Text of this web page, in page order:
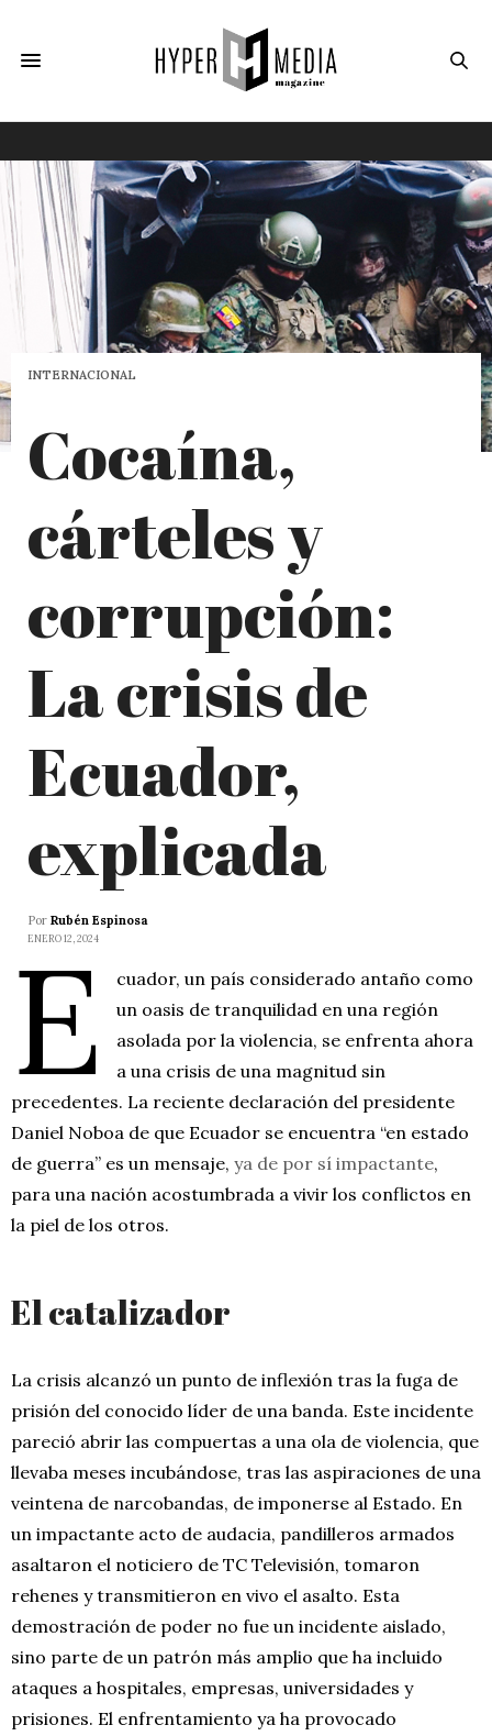
INTERNACIONAL
Cocaína,
cárteles y
corrupción:
La crisis de
Ecuador,
explicada
Por Rubén Espinosa
ENERO 12, 2024
E
cuador, un país considerado antaño como
un oasis de tranquilidad en una región
asolada por la violencia, se enfrenta ahora
a una crisis de una magnitud sin
precedentes. La reciente declaración del presidente
Daniel Noboa de que Ecuador se encuentra “en estado
de guerra” es un mensaje, ya de por sí impactante,
para una nación acostumbrada a vivir los conflictos en
la piel de los otros.
El catalizador
La crisis alcanzó un punto de inflexión tras la fuga de
prisión del conocido líder de una banda. Este incidente
pareció abrir las compuertas a una ola de violencia, que
llevaba meses incubándose, tras las aspiraciones de una
veintena de narcobandas, de imponerse al Estado. En
un impactante acto de audacia, pandilleros armados
asaltaron el noticiero de TC Televisión, tomaron
rehenes y transmitieron en vivo el asalto. Esta
demostración de poder no fue un incidente aislado,
sino parte de un patrón más amplio que ha incluido
ataques a hospitales, empresas, universidades y
prisiones. El enfrentamiento ya ha provocado